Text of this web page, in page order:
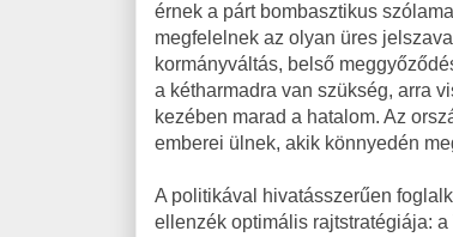
érnek a párt bombasztikus
megfelelnek az olyan üres
kormányváltás, belső
a kétharmadra van szükség, arra
kezében marad a hatalom. Az
emberei ülnek, akik könnyedén
A politikával hivatásszerűen
ellenzék optimális rajtstratégiája: